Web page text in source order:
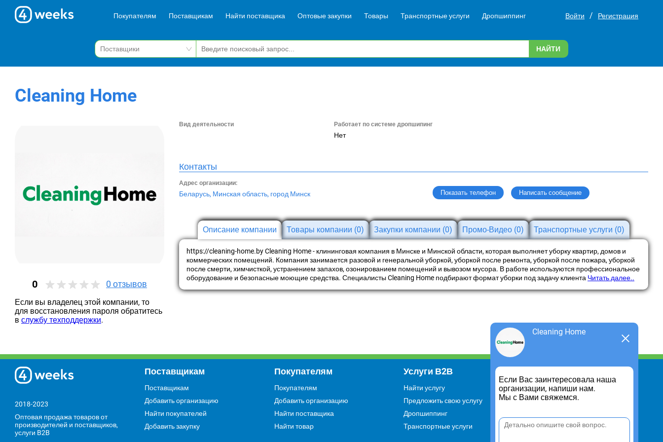
Покупателям Поставщикам Найти поставщика Оптовые закупки Товары Транспортные услуги Дропшиппинг Войти / Регистрация
НАЙТИ
Cleaning Home
0 0 отзывов
Если вы владелец этой компании, то
для восстановления пароля обратитесь
в службу техподдержки.
Вид деятельности Работает по системе дропшипинг
Нет
Контакты
Адрес организации:
Беларусь, Минская область, город Минск Показать телефон Написать сообщение
Описание компании Товары компании (0) Закупки компании (0) Промо-Видео (0) Транспортные услуги (0)
https://cleaning-home.by Cleaning Home - клининговая компания в Минске и Минской области, которая выполняет уборку квартир, домов и
коммерческих помещений. Компания занимается разовой и генеральной уборкой, уборкой после ремонта, уборкой после пожара, уборкой
после смерти, химчисткой, устранением запахов, озонированием помещений и вывозом мусора. В работе используются профессиональное
оборудование и безопасные моющие средства. Специалисты Cleaning Home подбирают формат уборки под задачу клиента Читать далее..
Cleaning Home
Если Вас заинтересовала наша
организации, напиши нам.
Мы с Вами свяжемся.
2018-2023
Оптовая продажа товаров от
производителей и поставщиков,
услуги B2B
Поставщикам
Поставщикам
Добавить организацию
Найти покупателей
Добавить закупку
Покупателям
Покупателям
Добавить организацию
Найти поставщика
Найти товар
Услуги В2В
Найти услугу
Предложить свою услугу
Дропшиппинг
Транспортные услуги
Для чего существует портал
Политика конфиденциальности
Пользовательское соглашение